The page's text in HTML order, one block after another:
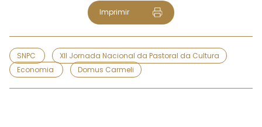
Imprimir
SNPC
XII Jornada Nacional da Pastoral da Cultura
Economia
Domus Carmeli